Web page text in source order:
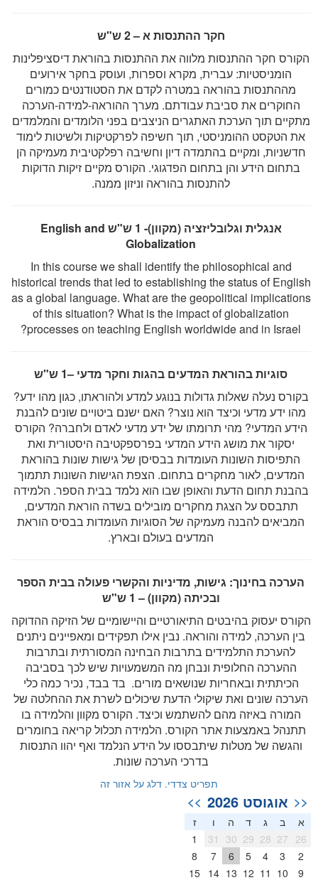
חקר ההתנסות א – 2 ש"ש
הקורס חקר ההתנסות מלווה את ההתנסות בהוראת דיסציפלינות
הומניסטיות: עברית, מקרא וספרות, ועוסק בחקר אירועים
מההתנסות בהוראה במטרה לקדם את הסטודנטים כמורים
החוקרים את סביבת עבודתם. מערך ההוראה-למידה-הערכה
מתקיים תוך הערכת האתגרים הניצבים בפני הלומדים והמלמדים
את הטקסט ההומניסטי, תוך חשיפה לפרקטיקות ולשיטות לימוד
חדשניות, ומקיים בהתמדה דיון וחשיבה רפלקטיבית מעמיקה הן
בתחום הידע והן בתחום הפדגוגי. הקורס מקיים זיקות הדוקות
להתנסות בהוראה וניזון ממנה.
אנגלית וגלובליזציה (מקוון)- 1 ש"ש
English and
Globalization
In this course we shall identify the philosophical and
historical trends that led to establishing the status of English
as a global language. What are the geopolitical implications
of this situation? What is the impact of globalization
processes on teaching English worldwide and in Israel?
סוגיות בהוראת המדעים בהגות וחקר מדעי –1 ש"ש
בקורס נעלה שאלות גדולות בנוגע למדע ולהוראתו, כגון מהו ידע?
מהו ידע מדעי וכיצד הוא נוצר? האם ישנם ביטויים שונים להבנת
הידע המדעי? מהי תרומתו של ידע מדעי לאדם ולחברה? הקורס
יסקור את מושג הידע המדעי בפרספקטיבה היסטורית ואת
התפיסות השונות העומדות בבסיסן של גישות שונות בהוראת
המדעים, לאור מחקרים בתחום. הצפת הגישות השונות תתמוך
בהבנת תחום הדעת והאופן שבו הוא נלמד בבית הספר. הלמידה
תתבסס על הצגת מחקרים מובילים בשדה הוראת המדעים,
המביאים להבנה מעמיקה של הסוגיות העומדות בבסיס הוראת
המדעים בעולם ובארץ.
הערכה בחינוך: גישות, מדיניות והקשרי פעולה בבית הספר
ובכיתה (מקוון) – 1 ש"ש
הקורס יעסוק בהיבטים התיאורטיים והיישומיים של הזיקה ההדוקה
בין הערכה, למידה והוראה. נבין אילו תפקידים ומאפיינים ניתנים
להערכת התלמידים בתרבות הבחינה המסורתית ובתרבות
ההערכה החלופית ונבחן מה המשמעויות שיש לכך בסביבה
הכיתתית ובאחריות שנושאים מורים. בד בבד, נכיר כמה כלי
הערכה שונים ואת שיקולי הדעת שיכולים לשרת את ההחלטה של
המורה באיזה מהם להשתמש וכיצד. הקורס מקוון והלמידה בו
תתנהל באמצעות אתר הקורס. הלמידה תכלול קריאה בחומרים
והגשה של מטלות שיתבססו על הידע הנלמד ואף יהוו התנסות
בדרכי הערכה שונות.
תפריט צדדי. דלג על אזור זה
<< אוגוסט 2026 >>
א ב ג ד ה
ז
26
27
28
29
30
31
2
3
4
5
6
7
8
9
10
11
12
13
14
15